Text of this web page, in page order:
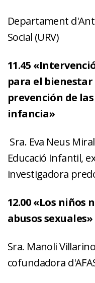
Departament
Social (URV)
11.45
para el
prevención de
infancia»
Sra. Eva Neus
Educació Infantil,
investigadora
12.00 «Los niños
abusos sexuales»
Sra. Manoli
cofundadora